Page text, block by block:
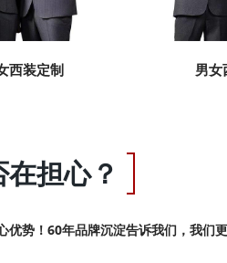
西装定制 男女
担心？
势！60年品牌沉淀告诉我们，我们